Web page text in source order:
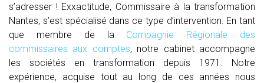
s’adresser ! Exxactitude, Commissaire à la transformation
Nantes, s’est spécialisé dans ce type d’intervention. En tant
que membre de la Compagnie Régionale des
commissaires aux comptes, notre cabinet accompagne
les sociétés en transformation depuis 1971. Notre
expérience, acquise tout au long de ces années nous